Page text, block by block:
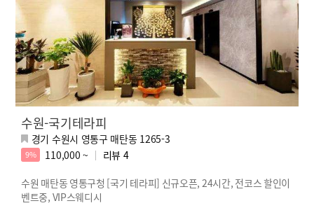
수원-국기테라피
경기 수원시 영통구 매탄동 1265-3
9% 110,000 ~ 리뷰 4
수원 매탄동 영통구청 [국기 테라피] 신규오픈, 24시간, 전코스 할인이
벤트중, VIP스웨디시